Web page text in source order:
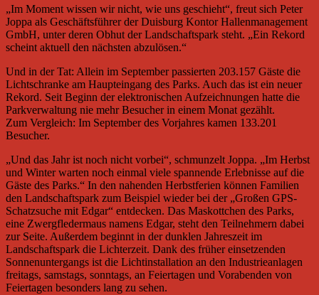
„Im Moment wissen wir nicht, wie uns geschieht“, freut sich Peter
Joppa als Geschäftsführer der Duisburg Kontor Hallenmanagement
GmbH, unter deren Obhut der Landschaftspark steht. „Ein Rekord
scheint aktuell den nächsten abzulösen.“
Und in der Tat: Allein im September passierten 203.157 Gäste die
Lichtschranke am Haupteingang des Parks. Auch das ist ein neuer
Rekord. Seit Beginn der elektronischen Aufzeichnungen hatte die
Parkverwaltung nie mehr Besucher in einem Monat gezählt.
Zum Vergleich: Im September des Vorjahres kamen 133.201
Besucher.
„Und das Jahr ist noch nicht vorbei“, schmunzelt Joppa. „Im Herbst
und Winter warten noch einmal viele spannende Erlebnisse auf die
Gäste des Parks.“ In den nahenden Herbstferien können Familien
den Landschaftspark zum Beispiel wieder bei der „Großen GPS-
Schatzsuche mit Edgar“ entdecken. Das Maskottchen des Parks,
eine Zwergfledermaus namens Edgar, steht den Teilnehmern dabei
zur Seite. Außerdem beginnt in der dunklen Jahreszeit im
Landschaftspark die Lichterzeit. Dank des früher einsetzenden
Sonnenuntergangs ist die Lichtinstallation an den Industrieanlagen
freitags, samstags, sonntags, an Feiertagen und Vorabenden von
Feiertagen besonders lang zu sehen.